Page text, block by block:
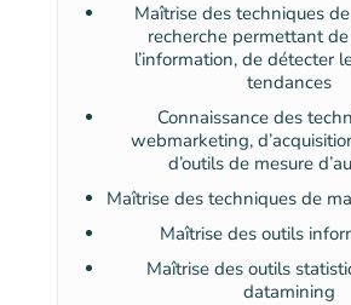
Maîtrise des techniques
recherche permettant
l’information, de détecter
tendances
Connaissance des
webmarketing,
d’outils de mesure
Maîtrise des techniques de
Maîtrise des outils
Maîtrise des outils
datamining